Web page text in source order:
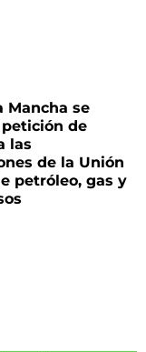
Mancha se
de
las
de la Unión
petróleo, gas y